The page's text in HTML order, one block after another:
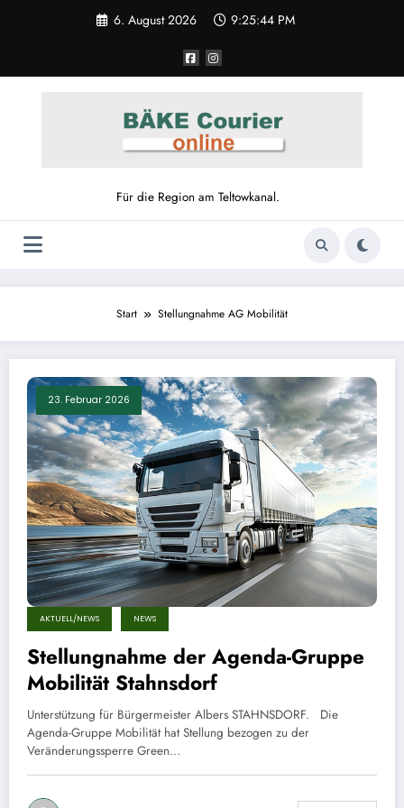
6. August 2026 9:25:44 PM
Für die Region am Teltowkanal.
Start Stellungnahme AG Mobilität
23. Februar 2026
AKTUELL/NEWS NEWS
Stellungnahme der Agenda-Gruppe
Mobilität Stahnsdorf
Unterstützung für Bürgermeister Albers STAHNSDORF. Die
Agenda-Gruppe Mobilität hat Stellung bezogen zu der
Veränderungssperre Green…